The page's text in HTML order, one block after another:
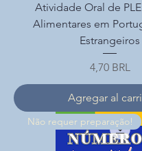
Atividade Oral de
Alimentares em
Estrangeiros
Precio
4,70 BRL
Agregar al
Não requer preparação!